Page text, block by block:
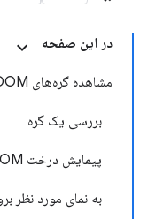
در این صفحه
مشاهده گره‌های DOM
بررسی یک گره
پیمایش درخت DOM با صفحه کلید
به نمای مورد نظر